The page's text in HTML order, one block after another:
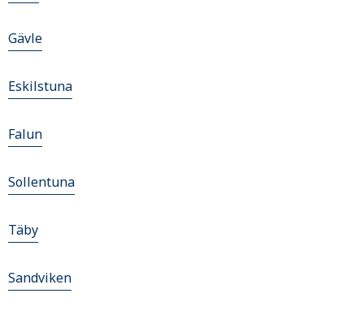
Gävle
Eskilstuna
Falun
Sollentuna
Täby
Sandviken